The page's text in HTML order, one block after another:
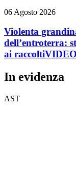
06 Agosto 2026
Violenta
dell’entroterra:
ai raccolti
In evidenza
AST